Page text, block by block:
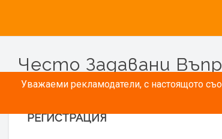
Уважаеми рекламодатели, с настоящото
Често Задавани
РЕГИСТРАЦИЯ